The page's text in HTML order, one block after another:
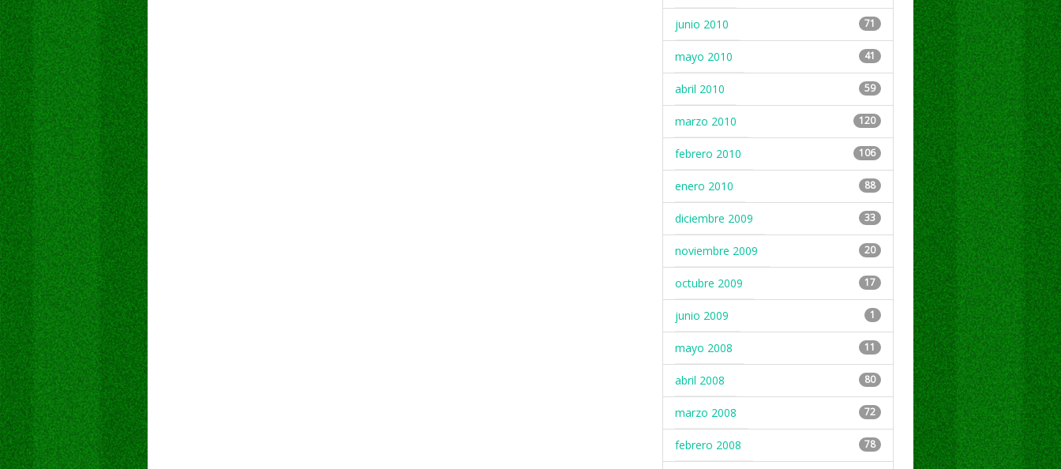
junio 2010 71
mayo 2010 41
abril 2010 59
marzo 2010 120
febrero 2010 106
enero 2010 88
diciembre 2009 33
noviembre 2009 20
octubre 2009 17
junio 2009 1
mayo 2008 11
abril 2008 80
marzo 2008 72
febrero 2008 78